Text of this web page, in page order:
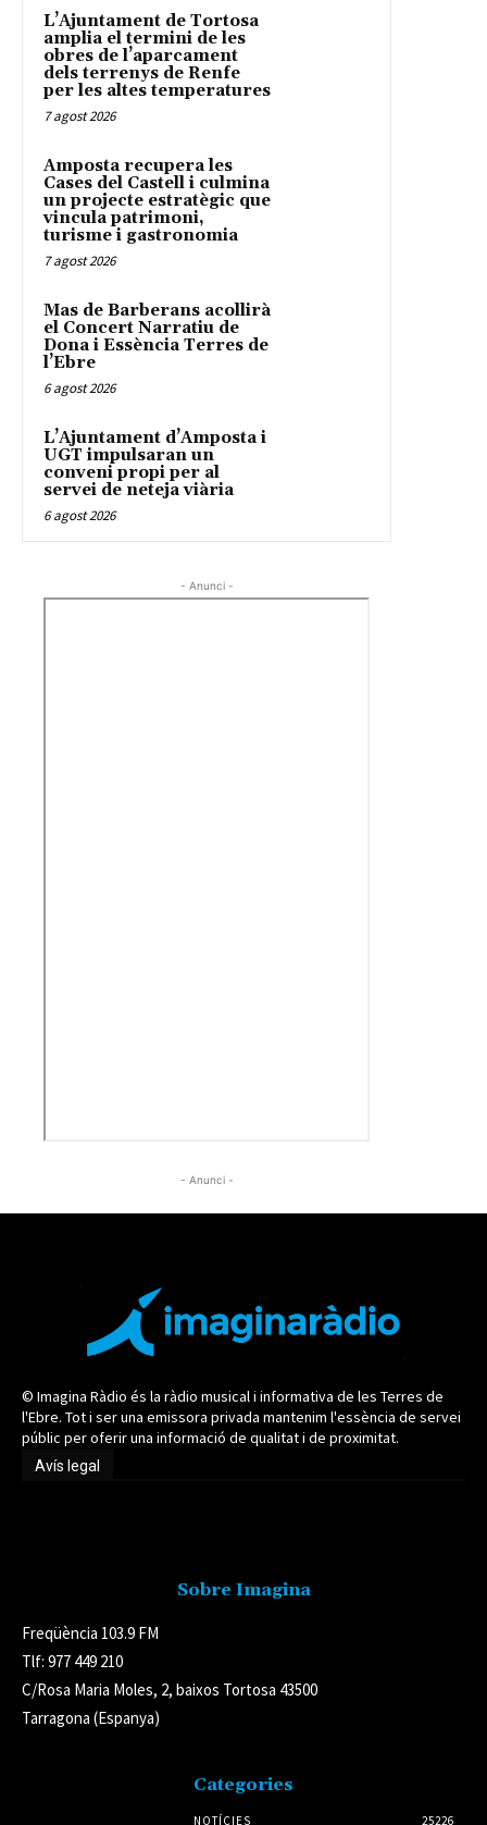
L’Ajuntament de Tortosa
amplia el termini de les
obres de l’aparcament
dels terrenys de Renfe
per les altes temperatures
7 agost 2026
Amposta recupera les
Cases del Castell i culmina
un projecte estratègic que
vincula patrimoni,
turisme i gastronomia
7 agost 2026
Mas de Barberans acollirà
el Concert Narratiu de
Dona i Essència Terres de
l’Ebre
6 agost 2026
L’Ajuntament d’Amposta i
UGT impulsaran un
conveni propi per al
servei de neteja viària
6 agost 2026
- Anunci -
- Anunci -
© Imagina Ràdio és la ràdio musical i informativa de les Terres de
l'Ebre. Tot i ser una emissora privada mantenim l'essència de servei
públic per oferir una informació de qualitat i de proximitat.
Avís legal
Sobre Imagina
Freqüència 103.9 FM
Tlf: 977 449 210
C/Rosa Maria Moles, 2, baixos Tortosa 43500
Tarragona (Espanya)
Categories
NOTÍCIES 25226